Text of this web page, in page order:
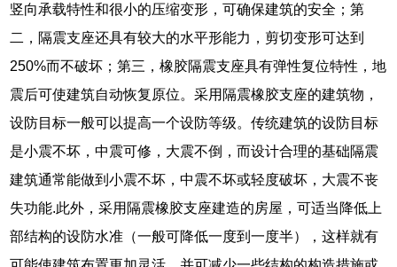
竖向承载特性和很小的压缩变形，可确保建筑的安全；第
二，隔震支座还具有较大的水平形能力，剪切变形可达到
250%而不破坏；第三，橡胶隔震支座具有弹性复位特性，地
震后可使建筑自动恢复原位。采用隔震橡胶支座的建筑物，
设防目标一般可以提高一个设防等级。传统建筑的设防目标
是小震不坏，中震可修，大震不倒，而设计合理的基础隔震
建筑通常能做到小震不坏，中震不坏或轻度破坏，大震不丧
失功能.此外，采用隔震橡胶支座建造的房屋，可适当降低上
部结构的设防水准（一般可降低一度到一度半），这样就有